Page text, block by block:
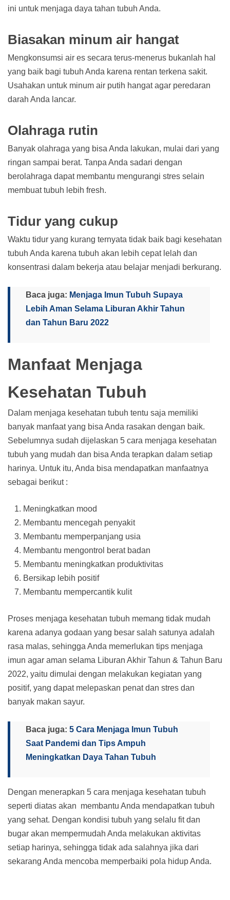
ini untuk menjaga daya tahan tubuh Anda.
Biasakan minum air hangat
Mengkonsumsi air es secara terus-menerus bukanlah hal
yang baik bagi tubuh Anda karena rentan terkena sakit.
Usahakan untuk minum air putih hangat agar peredaran
darah Anda lancar.
Olahraga rutin
Banyak olahraga yang bisa Anda lakukan, mulai dari yang
ringan sampai berat. Tanpa Anda sadari dengan
berolahraga dapat membantu mengurangi stres selain
membuat tubuh lebih fresh.
Tidur yang cukup
Waktu tidur yang kurang ternyata tidak baik bagi kesehatan
tubuh Anda karena tubuh akan lebih cepat lelah dan
konsentrasi dalam bekerja atau belajar menjadi berkurang.
Baca juga: Menjaga Imun Tubuh Supaya
Lebih Aman Selama Liburan Akhir Tahun
dan Tahun Baru 2022
Manfaat Menjaga
Kesehatan Tubuh
Dalam menjaga kesehatan tubuh tentu saja memiliki
banyak manfaat yang bisa Anda rasakan dengan baik.
Sebelumnya sudah dijelaskan 5 cara menjaga kesehatan
tubuh yang mudah dan bisa Anda terapkan dalam setiap
harinya. Untuk itu, Anda bisa mendapatkan manfaatnya
sebagai berikut :
Meningkatkan mood
Membantu mencegah penyakit
Membantu memperpanjang usia
Membantu mengontrol berat badan
Membantu meningkatkan produktivitas
Bersikap lebih positif
Membantu mempercantik kulit
Proses menjaga kesehatan tubuh memang tidak mudah
karena adanya godaan yang besar salah satunya adalah
rasa malas, sehingga Anda memerlukan tips menjaga
imun agar aman selama Liburan Akhir Tahun & Tahun Baru
2022, yaitu dimulai dengan melakukan kegiatan yang
positif, yang dapat melepaskan penat dan stres dan
banyak makan sayur.
Baca juga: 5 Cara Menjaga Imun Tubuh
Saat Pandemi dan Tips Ampuh
Meningkatkan Daya Tahan Tubuh
Dengan menerapkan 5 cara menjaga kesehatan tubuh
seperti diatas akan membantu Anda mendapatkan tubuh
yang sehat. Dengan kondisi tubuh yang selalu fit dan
bugar akan mempermudah Anda melakukan aktivitas
setiap harinya, sehingga tidak ada salahnya jika dari
sekarang Anda mencoba memperbaiki pola hidup Anda.